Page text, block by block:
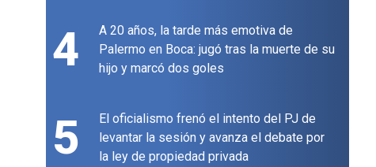
4
A 20 años, la tarde más emotiva de
Palermo en Boca: jugó tras la muerte de su
hijo y marcó dos goles
5
El oficialismo frenó el intento del PJ de
levantar la sesión y avanza el debate por
la ley de propiedad privada